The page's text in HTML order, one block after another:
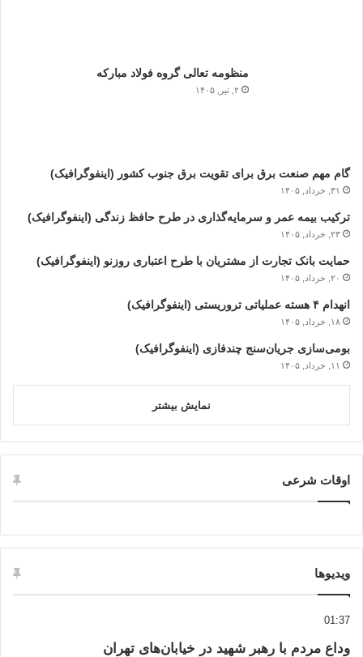
منظومه تعالی گروه فولاد مبارکه
۲, تیر, ۱۴۰۵
گام مهم صنعت برق برای تقویت برق جنوب کشور (اینفوگرافیک)
۳۱, خرداد, ۱۴۰۵
ترکیب بیمه عمر و سرمایه‌گذاری در طرح حافظ زندگی (اینفوگرافیک)
۲۳, خرداد, ۱۴۰۵
حمایت بانک تجارت از مشتریان با طرح اعتباری روزنو (اینفوگرافیک)
۲۰, خرداد, ۱۴۰۵
انهدام ۴ هسته عملیاتی تروریستی (اینفوگرافیک)
۱۸, خرداد, ۱۴۰۵
بومی‌سازی جریان‌سنج چندفازی (اینفوگرافیک)
۱۱, خرداد, ۱۴۰۵
نمایش بیشتر
اوقات شرعی
ویدیوها
01:37
وداع مردم با رهبر شهید در خیابان‌های تهران